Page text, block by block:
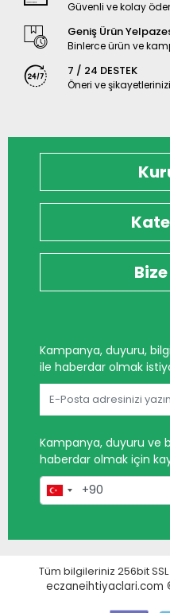
Güvenli ve kolay
Geniş Ürün
Binlerce ürün ve
7 / 24 DESTEK
Öneri ve
Kampanya, duyuru,
ile haberdar olmak
Kampanya, duyuru ve
haberdar olmak için
Tüm bilgileriniz 256bit
eczaneihtiyaclari.com